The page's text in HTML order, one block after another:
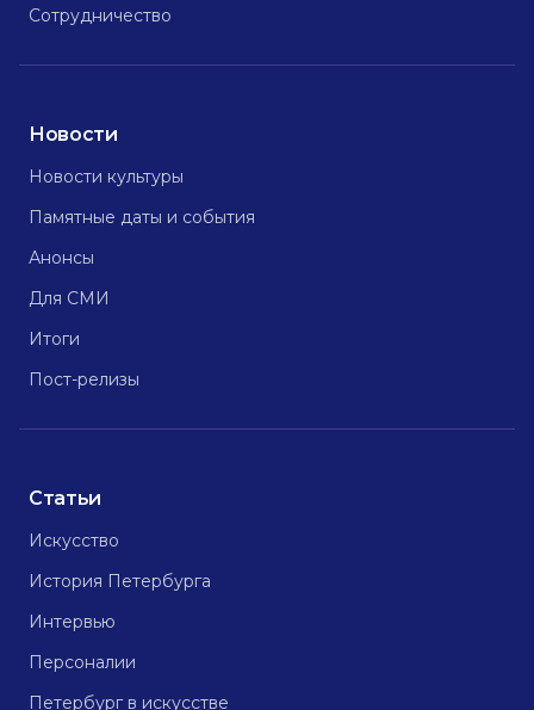
Сотрудничество
Новости
Новости культуры
Памятные даты и события
Анонсы
Для СМИ
Итоги
Пост-релизы
Статьи
Искусство
История Петербурга
Интервью
Персоналии
Петербург в искусстве